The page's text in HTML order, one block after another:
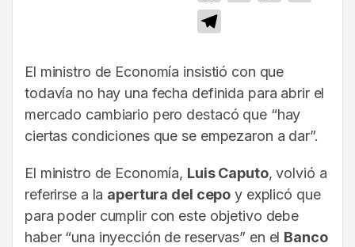
El ministro de Economía insistió con que
todavía no hay una fecha definida para abrir el
mercado cambiario pero destacó que “hay
ciertas condiciones que se empezaron a dar”.
El ministro de Economía, Luis Caputo, volvió a
referirse a la apertura del cepo y explicó que
para poder cumplir con este objetivo debe
haber “una inyección de reservas” en el Banco